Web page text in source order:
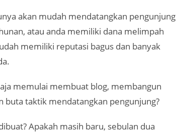
akan mudah mendatangkan pengunjung
atau anda memiliki dana melimpah
memiliki reputasi bagus dan banyak
memulai membuat blog, membangun
buta taktik mendatangkan pengunjung?
Apakah masih baru, sebulan dua